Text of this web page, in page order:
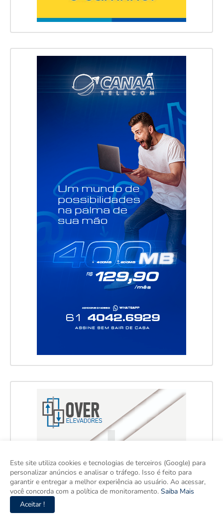
Este site utiliza cookies e tecnologias de terceiros (Google) para
personalizar anúncios e analisar o tráfego. Isso é feito para
garantir e entregar a melhor experiência ao usuário. Ao acessar,
você concorda com a política de monitoramento. Saiba Mais
Aceitar !